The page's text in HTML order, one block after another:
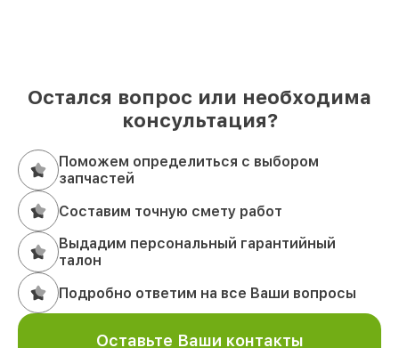
Остался вопрос или необходима
консультация?
Поможем определиться с выбором
запчастей
Составим точную смету работ
Выдадим персональный гарантийный
талон
Подробно ответим на все Ваши вопросы
Оставьте Ваши контакты